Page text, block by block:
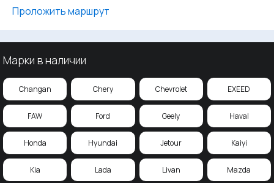
Проложить маршрут
Марки в наличии
Changan Chery Chevrolet EXEED
FAW Ford Geely Haval
Honda Hyundai Jetour Kaiyi
Kia Lada Livan Mazda